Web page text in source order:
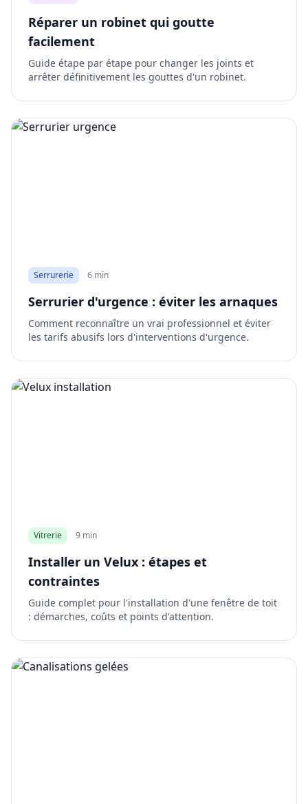
Réparer un robinet qui goutte
facilement
Guide étape par étape pour changer les joints et
arrêter définitivement les gouttes d'un robinet.
Serrurerie 6 min
Serrurier d'urgence : éviter les arnaques
Comment reconnaître un vrai professionnel et éviter
les tarifs abusifs lors d'interventions d'urgence.
Vitrerie 9 min
Installer un Velux : étapes et
contraintes
Guide complet pour l'installation d'une fenêtre de toit
: démarches, coûts et points d'attention.